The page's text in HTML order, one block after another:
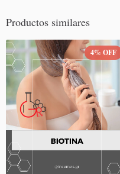
Productos similares
4%OFF